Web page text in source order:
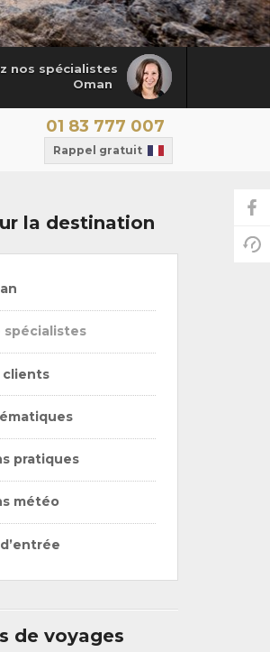
nos spécialistes
Oman
01 83 777 007
Rappel gratuit
la destination
spécialistes
clients
pratiques
météo
de voyages